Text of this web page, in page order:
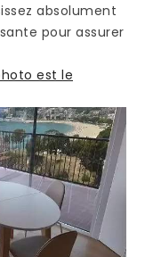
absolument
pour assurer
est le